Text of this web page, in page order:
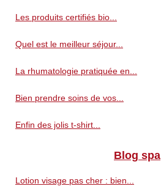
Les produits certifiés bio...
Quel est le meilleur séjour...
La rhumatologie pratiquée en...
Bien prendre soins de vos...
Enfin des jolis t-shirt...
Blog spa
Lotion visage pas cher : bien...